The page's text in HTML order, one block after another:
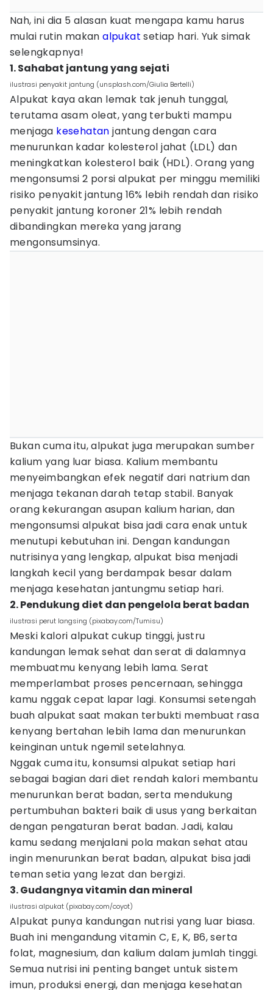
Nah, ini dia 5 alasan kuat mengapa kamu harus
mulai rutin makanalpukat setiap hari. Yuk simak
selengkapnya!
1. Sahabat jantung yang sejati
ilustrasi penyakit jantung (unsplash.com/Giulia Bertelli)
Alpukat kaya akan lemak tak jenuh tunggal,
terutama asam oleat, yang terbukti mampu
menjaga kesehatan jantung dengan cara
menurunkan kadar kolesterol jahat (LDL) dan
meningkatkan kolesterol baik (HDL). Orang yang
mengonsumsi 2 porsi alpukat per minggu memiliki
risiko penyakit jantung 16% lebih rendah dan risiko
penyakit jantung koroner 21% lebih rendah
dibandingkan mereka yang jarang
mengonsumsinya.
Bukan cuma itu, alpukat juga merupakan sumber
kalium yang luar biasa. Kalium membantu
menyeimbangkan efek negatif dari natrium dan
menjaga tekanan darah tetap stabil. Banyak
orang kekurangan asupan kalium harian, dan
mengonsumsi alpukat bisa jadi cara enak untuk
menutupi kebutuhan ini. Dengan kandungan
nutrisinya yang lengkap, alpukat bisa menjadi
langkah kecil yang berdampak besar dalam
menjaga kesehatan jantungmu setiap hari.
2. Pendukung diet dan pengelola berat badan
ilustrasi perut langsing (pixabay.com/Tumisu)
Meski kalori alpukat cukup tinggi, justru
kandungan lemak sehat dan serat di dalamnya
membuatmu kenyang lebih lama. Serat
memperlambat proses pencernaan, sehingga
kamu nggak cepat lapar lagi. Konsumsi setengah
buah alpukat saat makan terbukti membuat rasa
kenyang bertahan lebih lama dan menurunkan
keinginan untuk ngemil setelahnya.
Nggak cuma itu, konsumsi alpukat setiap hari
sebagai bagian dari diet rendah kalori membantu
menurunkan berat badan, serta mendukung
pertumbuhan bakteri baik di usus yang berkaitan
dengan pengaturan berat badan. Jadi, kalau
kamu sedang menjalani pola makan sehat atau
ingin menurunkan berat badan, alpukat bisa jadi
teman setia yang lezat dan bergizi.
3. Gudangnya vitamin dan mineral
ilustrasi alpukat (pixabay.com/coyot)
Alpukat punya kandungan nutrisi yang luar biasa.
Buah ini mengandung vitamin C, E, K, B6, serta
folat, magnesium, dan kalium dalam jumlah tinggi.
Semua nutrisi ini penting banget untuk sistem
imun, produksi energi, dan menjaga kesehatan